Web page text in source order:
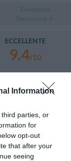
Information
parties, or
for
opt-out
that after your
seeing
ECCELLENTE
9.4/10
5.4